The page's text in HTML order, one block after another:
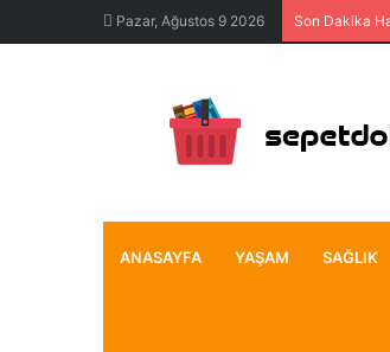
Pazar, Ağustos 9 2026 Son Dakika
ANASAYFA YAŞAM SAĞLIK